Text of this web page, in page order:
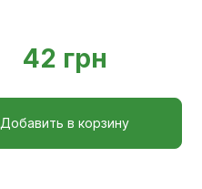
42 грн
Добавить в корзину